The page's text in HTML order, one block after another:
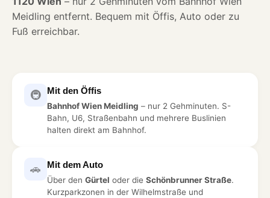
Meidling entfernt. Bequem mit Öffis, Auto oder zu
Fuß erreichbar.
🚇 Mit den Öffis
Bahnhof Wien Meidling – nur 2 Gehminuten. S-
Bahn, U6, Straßenbahn und mehrere Buslinien
halten direkt am Bahnhof.
🚗 Mit dem Auto
Über den Gürtel oder die Schönbrunner Straße.
Kurzparkzonen in der Wilhelmstraße und